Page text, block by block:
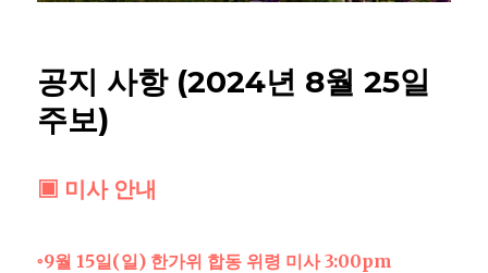
공지 사항 (2024년 8월 25일
주보)
▣ 미사 안내
◦9월 15일(일) 한가위 합동 위령 미사 3:00pm